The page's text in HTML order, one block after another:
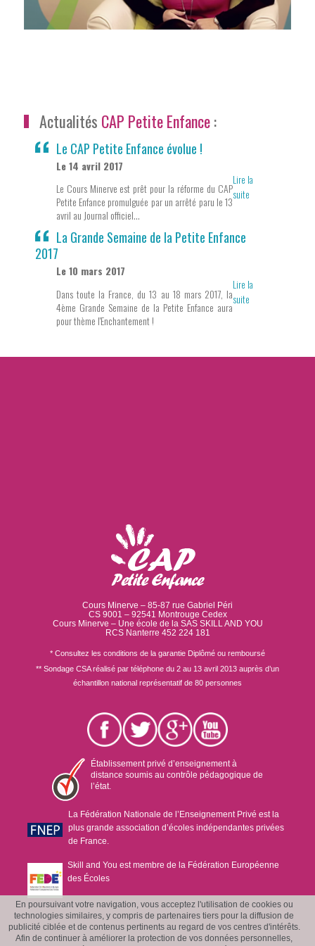
Actualités CAP Petite Enfance:
Le CAP Petite Enfance évolue !
Le 14 avril 2017
Le Cours Minerve est prêt pour la réforme du CAP
Petite Enfance promulguée par un arrêté paru le 13
avril au Journal officiel...
Lire la
suite
La Grande Semaine de la Petite Enfance
2017
Le 10 mars 2017
Dans toute la France, du 13 au 18 mars 2017, la
4ème Grande Semaine de la Petite Enfance aura
pour thème l'Enchantement !
Lire la
suite
Cours Minerve – 85-87 rue Gabriel Péri
CS 9001 – 92541 Montrouge Cedex
Cours Minerve – Une école de la SAS SKILL AND YOU
RCS Nanterre 452 224 181
* Consultez les conditions de la garantie Diplômé ou remboursé
** Sondage CSA réalisé par téléphone du 2 au 13 avril 2013 auprès d’un
échantillon national représentatif de 80 personnes
Établissement privé d’enseignement à
distance soumis au contrôle pédagogique de
l’état.
La Fédération Nationale de l’Enseignement Privé est la
plus grande association d’écoles indépendantes privées
de France.
Skill and You est membre de la Fédération Européenne
des Écoles
En poursuivant votre navigation, vous acceptez l'utilisation de cookies ou
technologies similaires, y compris de partenaires tiers pour la diffusion de
publicité ciblée et de contenus pertinents au regard de vos centres d'intérêts.
Afin de continuer à améliorer la protection de vos données personnelles,